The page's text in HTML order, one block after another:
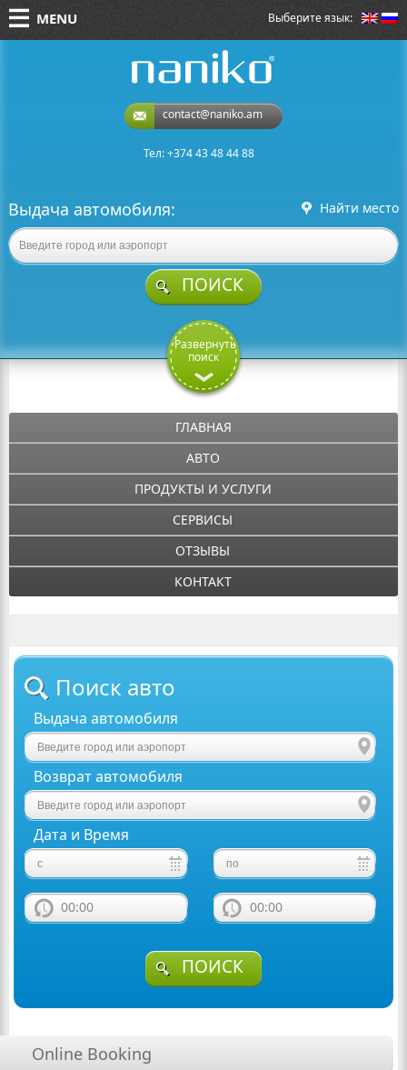
Выберите язык:
MENU
contact@naniko.am
Тел: +374 43 48 44 88
Выдача автомобиля: Найти место
ПОИСК
Развернуть
поиск
ГЛАВНАЯ
АВТО
ПРОДУКТЫ И УСЛУГИ
СЕРВИСЫ
ОТЗЫВЫ
КОНТАКТ
Поиск авто
Выдача автомобиля
Возврат автомобиля
Дата и Время
00:00 00:00
ПОИСК
Online Booking